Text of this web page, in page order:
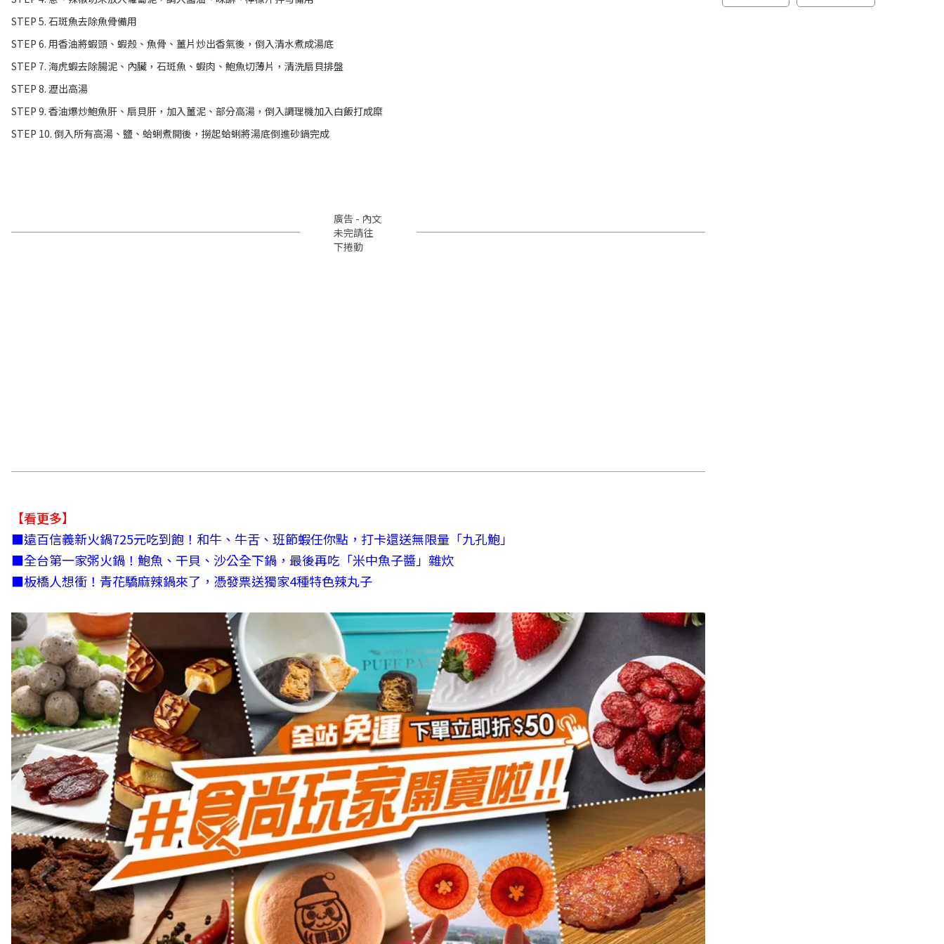
STEP 5. 石斑魚去除魚骨備用
STEP 6. 用香油將蝦頭、蝦殼、魚骨、薑片炒出香氣後，倒入清水煮成湯底
STEP 7. 海虎蝦去除腸泥、內臟，石斑魚、蝦肉、鮑魚切薄片，清洗扇貝排盤
STEP 8. 瀝出高湯
STEP 9. 香油爆炒鮑魚肝、扇貝肝，加入薑泥、部分高湯，倒入調理機加入白飯打成糜
STEP 10. 倒入所有高湯、鹽、蛤蜊煮開後，撈起蛤蜊將湯底倒進砂鍋完成
廣告 - 內文
未完請往
下捲動
【看更多】
■遠百信義新火鍋725元吃到飽！和牛、牛舌、班節蝦任你點，打卡還送無限量「九孔鮑」
■全台第一家粥火鍋！鮑魚、干貝、沙公全下鍋，最後再吃「米中魚子醬」雜炊
■板橋人想衝！青花驕麻辣鍋來了，憑發票送獨家4種特色辣丸子